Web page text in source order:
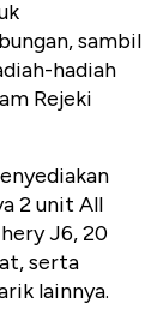
sambil
hadiah
Rejeki
2 unit All
J6, 20
serta
lainnya.